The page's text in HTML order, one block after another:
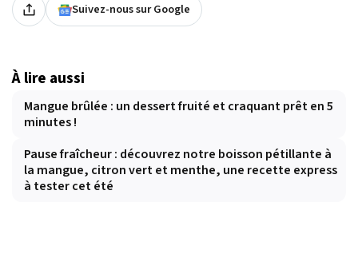
Suivez-nous sur Google
À lire aussi
Mangue brûlée : un dessert fruité et craquant prêt en 5
minutes !
Pause fraîcheur : découvrez notre boisson pétillante à
la mangue, citron vert et menthe, une recette express
à tester cet été